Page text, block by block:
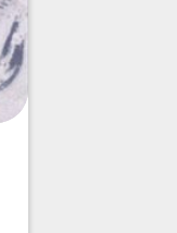
chant et
corps".